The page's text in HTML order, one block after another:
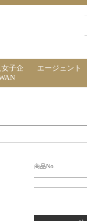
子企
エージェント
商品No.